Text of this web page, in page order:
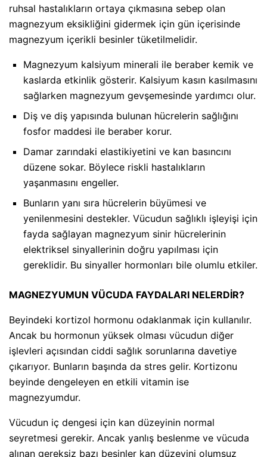
ruhsal hastalıkların ortaya çıkmasına sebep olan
magnezyum eksikliğini gidermek için gün içerisinde
magnezyum içerikli besinler tüketilmelidir.
Magnezyum kalsiyum minerali ile beraber kemik ve
kaslarda etkinlik gösterir. Kalsiyum kasın kasılmasını
sağlarken magnezyum gevşemesinde yardımcı olur.
Diş ve diş yapısında bulunan hücrelerin sağlığını
fosfor maddesi ile beraber korur.
Damar zarındaki elastikiyetini ve kan basıncını
düzene sokar. Böylece riskli hastalıkların
yaşanmasını engeller.
Bunların yanı sıra hücrelerin büyümesi ve
yenilenmesini destekler. Vücudun sağlıklı işleyişi için
fayda sağlayan magnezyum sinir hücrelerinin
elektriksel sinyallerinin doğru yapılması için
gereklidir. Bu sinyaller hormonları bile olumlu etkiler.
MAGNEZYUMUN VÜCUDA FAYDALARI NELERDİR?
Beyindeki kortizol hormonu odaklanmak için kullanılır.
Ancak bu hormonun yüksek olması vücudun diğer
işlevleri açısından ciddi sağlık sorunlarına davetiye
çıkarıyor. Bunların başında da stres gelir. Kortizonu
beyinde dengeleyen en etkili vitamin ise
magnezyumdur.
Vücudun iç dengesi için kan düzeyinin normal
seyretmesi gerekir. Ancak yanlış beslenme ve vücuda
alınan gereksiz bazı besinler kan düzeyini olumsuz